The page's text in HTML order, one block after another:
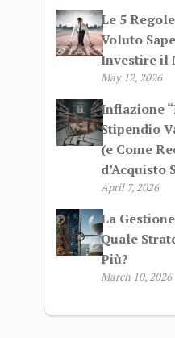
Le 5
Voluto
Investire il
May 12, 2026
Inflazione
Stipendio
(e Come
d’Acquisto
April 7, 2026
La
Quale
Più?
March 10, 2026